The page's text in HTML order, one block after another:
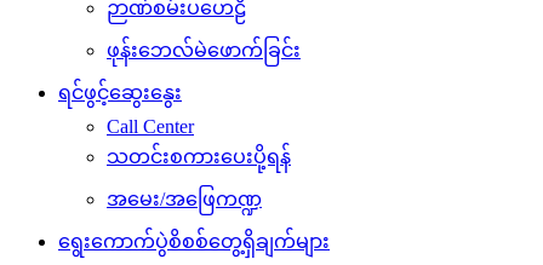
ဉာဏ်စမ်းပဟေဠိ
ဖုန်းဘေလ်မဲဖောက်ခြင်း
ရင်ဖွင့်ဆွေးနွေး
Call Center
သတင်းစကားပေးပို့ရန်
အမေး/အဖြေကဏ္ဍ
ရွေးကောက်ပွဲစိစစ်တွေ့ရှိချက်များ